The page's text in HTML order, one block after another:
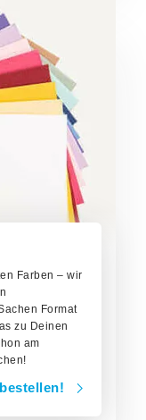
Farben – wir
Format
zu Deinen
am